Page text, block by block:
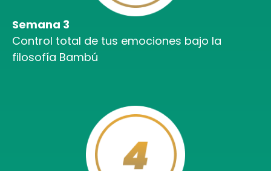
Semana 3
Control total de tus emociones bajo la
filosofía Bambú